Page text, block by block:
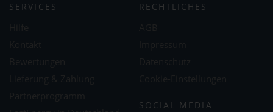
SERVICES RECHTLICHES
SOCIAL MEDIA